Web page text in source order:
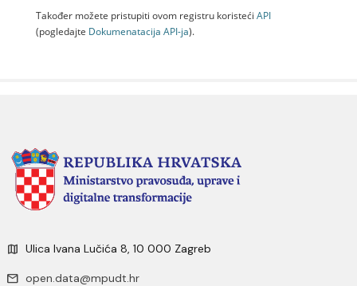
Također možete pristupiti ovom registru koristeći API
(pogledajte Dokumenаtаcijа API-jа).